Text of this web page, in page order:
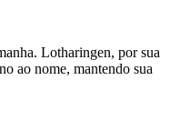
Lotharingen, por sua
ao nome, mantendo sua